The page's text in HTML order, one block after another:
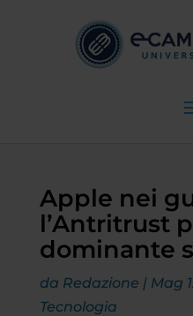
Apple nei
l’Antritrust
dominante
da Redazione | Mag
Tecnologia